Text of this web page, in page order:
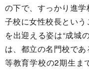
の下で、すっかり進
子校に女性校長とい
を出迎える姿は“成城
は、都立の名門校で
等教育学校の2期生ま